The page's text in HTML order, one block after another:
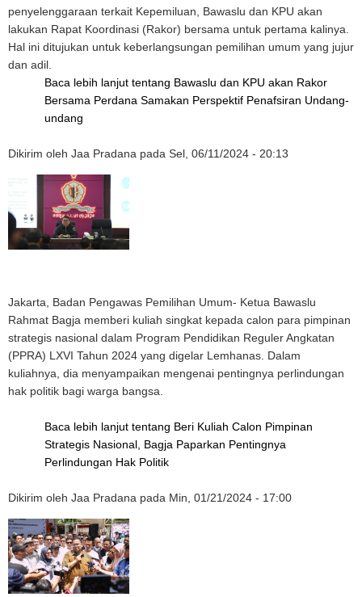
penyelenggaraan terkait Kepemiluan, Bawaslu dan KPU akan
lakukan Rapat Koordinasi (Rakor) bersama untuk pertama kalinya.
Hal ini ditujukan untuk keberlangsungan pemilihan umum yang jujur
dan adil.
Baca lebih lanjut tentang Bawaslu dan KPU akan Rakor
Bersama Perdana Samakan Perspektif Penafsiran Undang-
undang
Dikirim oleh Jaa Pradana pada Sel, 06/11/2024 - 20:13
Jakarta, Badan Pengawas Pemilihan Umum- Ketua Bawaslu
Rahmat Bagja memberi kuliah singkat kepada calon para pimpinan
strategis nasional dalam Program Pendidikan Reguler Angkatan
(PPRA) LXVI Tahun 2024 yang digelar Lemhanas. Dalam
kuliahnya, dia menyampaikan mengenai pentingnya perlindungan
hak politik bagi warga bangsa.
Baca lebih lanjut tentang Beri Kuliah Calon Pimpinan
Strategis Nasional, Bagja Paparkan Pentingnya
Perlindungan Hak Politik
Dikirim oleh Jaa Pradana pada Min, 01/21/2024 - 17:00